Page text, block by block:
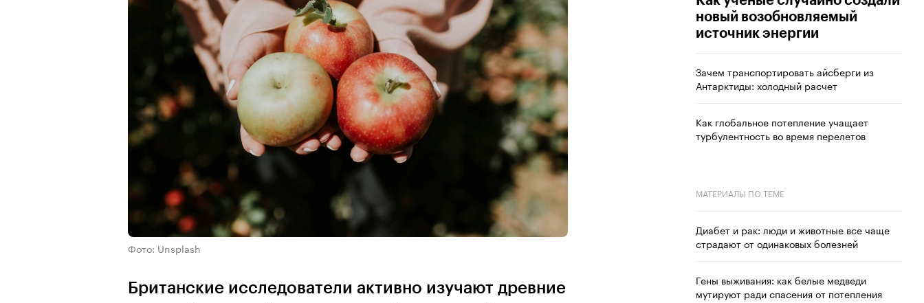
Фото: Unsplash
Британские исследователи активно изучают древние
новый возобновляемый
источник энергии
Зачем транспортировать айсберги из
Антарктиды: холодный расчет
Как глобальное потепление учащает
турбулентность во время перелетов
МАТЕРИАЛЫ ПО ТЕМЕ
Диабет и рак: люди и животные все чаще
страдают от одинаковых болезней
Гены выживания: как белые медведи
мутируют ради спасения от потепления